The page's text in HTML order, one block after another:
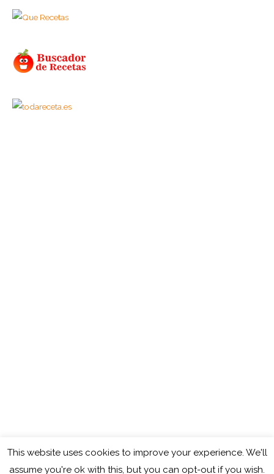
Copyright © 2026 Cocinando con Mamy
This website uses cookies to improve your experience. We'll
assume you're ok with this, but you can opt-out if you wish.